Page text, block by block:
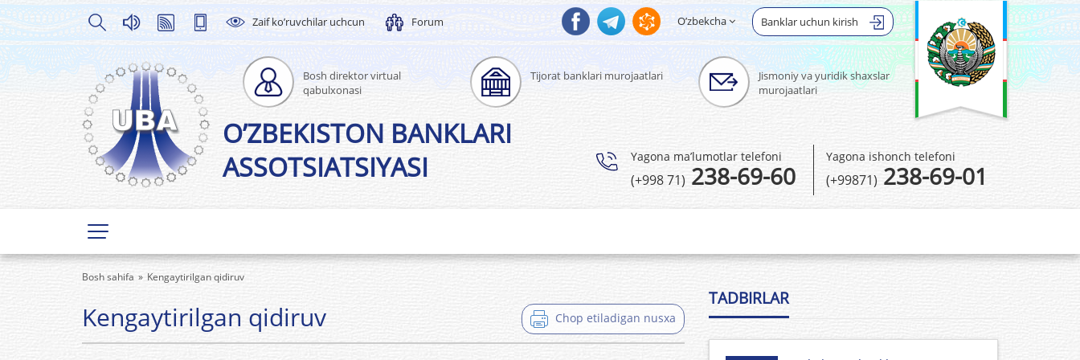
Zaif ko’ruvchilar uchcun Forum Banklar uchun kirish
O’zbekcha
Bosh direktor virtual
qabulxonasi
Tijorat banklari murojaatlari
Jismoniy va yuridik shaxslar
murojaatlari
O’ZBEKISTON BANKLARI
ASSOTSIATSIYASI
Yagona ma’lumotlar telefoni
(+998 71)238-69-60
Yagona ishonch telefoni
(+99871) 238-69-01
Bosh sahifa Kengaytirilgan qidiruv
Chop etiladigan nusxa
Kengaytirilgan qidiruv
TADBIRLAR